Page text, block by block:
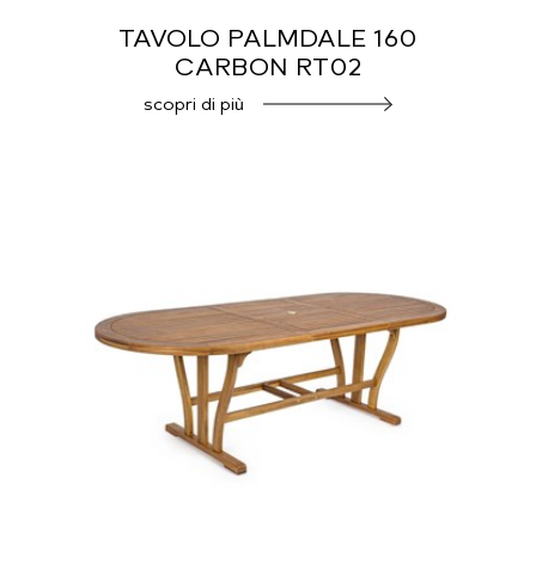
TAVOLO PALMDALE 160
CARBON RT02
scopri di più